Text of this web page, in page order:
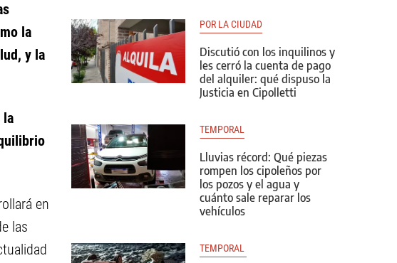
la
y la
la
en
las
POR LA CIUDAD
Discutió con los inquilinos y
les cerró la cuenta de pago
del alquiler: qué dispuso la
Justicia en Cipolletti
TEMPORAL
Lluvias récord: Qué piezas
rompen los cipoleños por
los pozos y el agua y
cuánto sale reparar los
vehículos
TEMPORAL